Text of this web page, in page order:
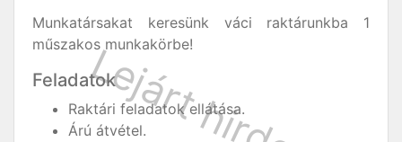
Munkatársakat keresünk váci raktárunkba 1
műszakos munkakörbe!
Feladatok
Raktári feladatok ellátása.
Árú átvétel.